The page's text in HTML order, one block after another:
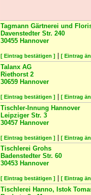
Tagmann Gärtnerei und
Davenstedter Str. 240
30455 Hannover
[ Eintrag bestätigen ] [ Eintrag
Talanx AG
Riethorst 2
30659 Hannover
[ Eintrag bestätigen ] [ Eintrag
Tischler-Innung Hannover
Leipziger Str. 3
30457 Hannover
[ Eintrag bestätigen ] [ Eintrag
Tischlerei Grohs
Badenstedter Str. 60
30453 Hannover
[ Eintrag bestätigen ] [ Eintrag
Tischlerei Hanno, Istok